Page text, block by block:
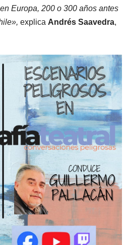
Europa, 200 o 300 años antes
explica Andrés Saavedra,